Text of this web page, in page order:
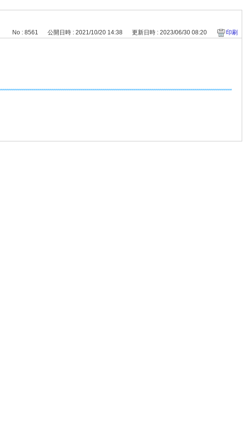
No : 8561 公開日時 : 2021/10/20 14:38 更新日時 : 2023/06/30 08:20 印刷